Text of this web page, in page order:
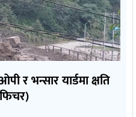
र भन्सार यार्डमा क्षति